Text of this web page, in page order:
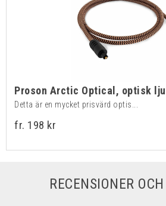
Proson Arctic Optical, optisk
Detta är en mycket prisvärd optis...
fr. 198 kr
RECENSIONER